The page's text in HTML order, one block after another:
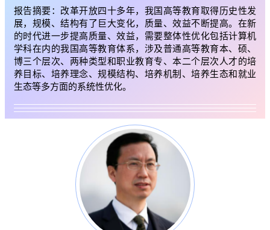
报告摘要：改革开放四十多年，我国高等教育取得历史性发
展，规模、结构有了巨大变化，质量、效益不断提高。在新
的时代进一步提高质量、效益，需要整体性优化包括计算机
学科在内的我国高等教育体系，涉及普通高等教育本、硕、
博三个层次、两种类型和职业教育专、本二个层次人才的培
养目标、培养理念、规模结构、培养机制、培养生态和就业
生态等多方面的系统性优化。